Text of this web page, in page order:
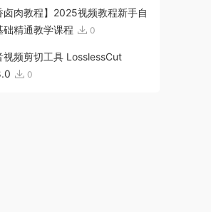
卤肉教程】2025视频教程新手自
础精通教学课程
0
视频剪切工具 LosslessCut
0